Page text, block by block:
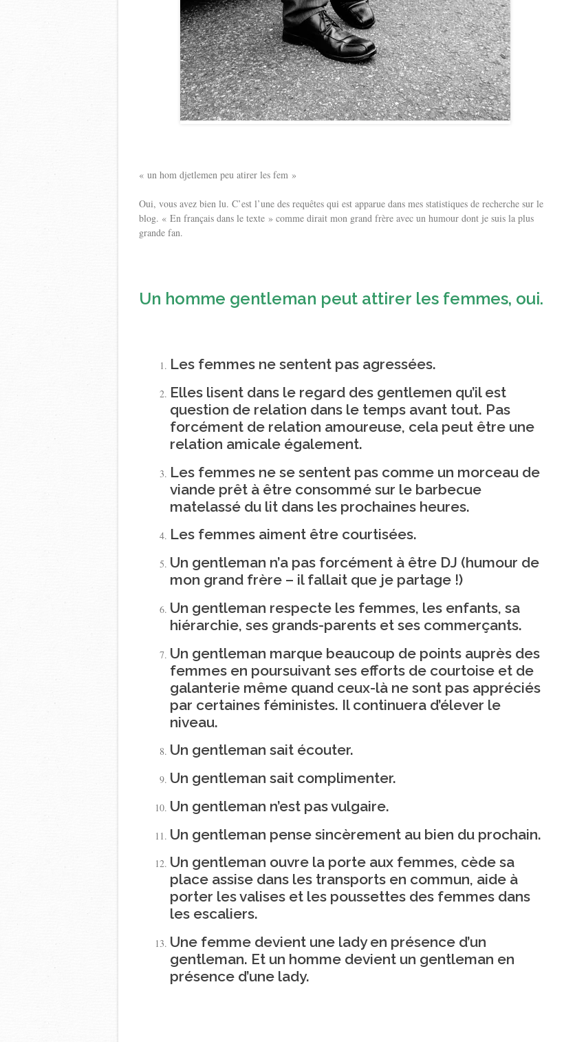
« un hom djetlemen peu atirer les fem »
Oui, vous avez bien lu. C’est l’une des requêtes qui est apparue dans mes statistiques de recherche sur le
blog. « En français dans le texte » comme dirait mon grand frère avec un humour dont je suis la plus
grande fan.
Un homme gentleman peut attirer les femmes, oui.
Les femmes ne sentent pas agressées.
Elles lisent dans le regard des gentlemen qu’il est
question de relation dans le temps avant tout. Pas
forcément de relation amoureuse, cela peut être une
relation amicale également.
Les femmes ne se sentent pas comme un morceau de
viande prêt à être consommé sur le barbecue
matelassé du lit dans les prochaines heures.
Les femmes aiment être courtisées.
Un gentleman n’a pas forcément à être DJ (humour de
mon grand frère – il fallait que je partage !)
Un gentleman respecte les femmes, les enfants, sa
hiérarchie, ses grands-parents et ses commerçants.
Un gentleman marque beaucoup de points auprès des
femmes en poursuivant ses efforts de courtoise et de
galanterie même quand ceux-là ne sont pas appréciés
par certaines féministes. Il continuera d’élever le
niveau.
Un gentleman sait écouter.
Un gentleman sait complimenter.
Un gentleman n’est pas vulgaire.
Un gentleman pense sincèrement au bien du prochain.
Un gentleman ouvre la porte aux femmes, cède sa
place assise dans les transports en commun, aide à
porter les valises et les poussettes des femmes dans
les escaliers.
Une femme devient une lady en présence d’un
gentleman. Et un homme devient un gentleman en
présence d’une lady.